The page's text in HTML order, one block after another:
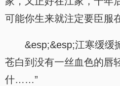
可能你生来就注定要臣
&esp;&esp;江寒缓缓
苍白到没有一丝血色的
什……”